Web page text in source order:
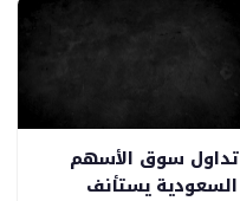
تداول سوق الأسهم
السعودية يستأنف